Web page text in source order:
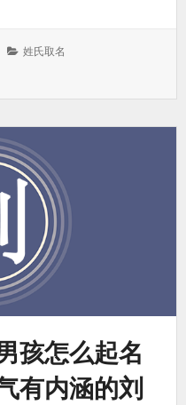
分
姓氏取名
孩怎么起名
有内涵的刘